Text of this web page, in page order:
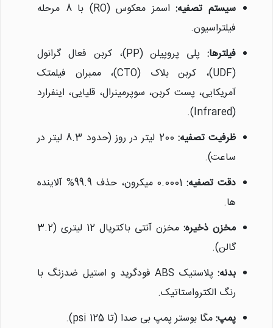
سیستم تصفیه:
اسمز معکوس (RO) با 8 مرحله
فیلتراسیون.
فیلترها:
پلی پروپیلن (PP)، کربن فعال گرانول
(UDF)، کربن بلاک (CTO)، ممبران فیلمتک
آمریکایی، پست کربن، سوپرمینرال، قلیایی، اینفرارد
(Infrared).
ظرفیت تصفیه:
200 لیتر در روز (حدود 8.3 لیتر در
ساعت).
دقت تصفیه:
0.0001 میکرون، حذف 99.9% آلاینده
ها.
مخزن ذخیره:
مخزن آنتی باکتریال 12 لیتری (3.2
گالن).
بدنه:
پلاستیک ABS فودگرید و استیل ضدزنگ با
رنگ الکترواستاتیک.
پمپ:مگا بوستر پمپ بی صدا (تا 125 psi).